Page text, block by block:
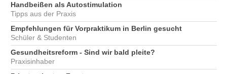
Handbeißen als Autostimulation
Tipps aus der Praxis
Empfehlungen für Vorpraktikum in Berlin gesucht
Schüler & Studenten
Gesundheitsreform - Sind wir bald pleite?
Praxisinhaber